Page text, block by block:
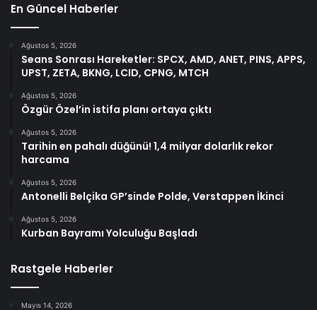
En Güncel Haberler
Ağustos 5, 2026
Seans Sonrası Hareketler: SPCX, AMD, ANET, PINS, APPS,
UPST, ZETA, BKNG, LCID, CPNG, MTCH
Ağustos 5, 2026
Özgür Özel’in istifa planı ortaya çıktı
Ağustos 5, 2026
Tarihin en pahalı düğünü! 1,4 milyar dolarlık rekor
harcama
Ağustos 5, 2026
Antonelli Belçika GP’sinde Polde, Verstappen İkinci
Ağustos 5, 2026
Kurban Bayramı Yolculuğu Başladı
Rastgele Haberler
Mayıs 14, 2026